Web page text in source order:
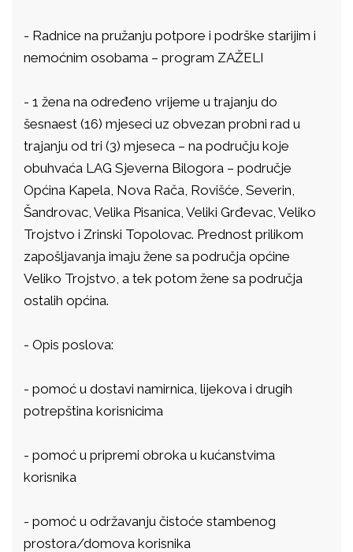
- Radnice na pružanju potpore i podrške starijim i
nemoćnim osobama – program ZAŽELI
- 1 žena na određeno vrijeme u trajanju do
šesnaest (16) mjeseci uz obvezan probni rad u
trajanju od tri (3) mjeseca – na području koje
obuhvaća LAG Sjeverna Bilogora – područje
Općina Kapela, Nova Rača, Rovišće, Severin,
Šandrovac, Velika Pisanica, Veliki Grđevac, Veliko
Trojstvo i Zrinski Topolovac. Prednost prilikom
zapošljavanja imaju žene sa područja općine
Veliko Trojstvo, a tek potom žene sa područja
ostalih općina.
- Opis poslova:
- pomoć u dostavi namirnica, lijekova i drugih
potrepština korisnicima
- pomoć u pripremi obroka u kućanstvima
korisnika
- pomoć u održavanju čistoće stambenog
prostora/domova korisnika